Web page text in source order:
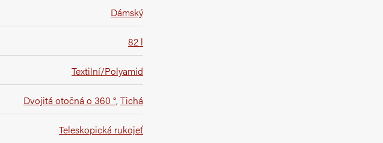
Dámský
82 l
Textilní/Polyamid
Dvojitá otočná o 360 °,Tichá
Teleskopická rukojeť